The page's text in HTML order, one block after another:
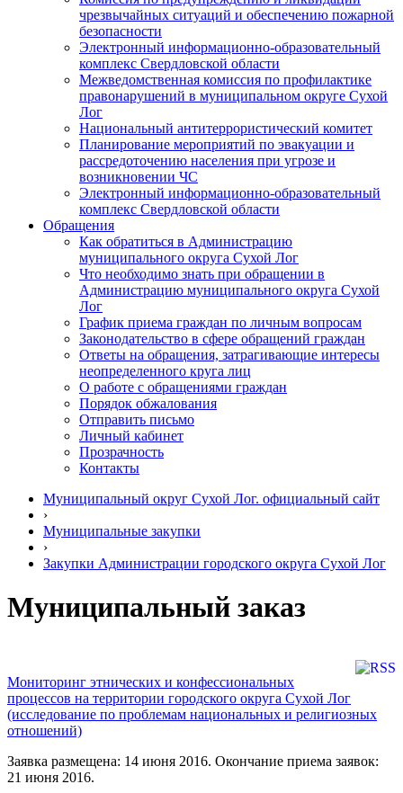
чрезвычайных ситуаций и обеспечению пожарной
безопасности
Электронный информационно-образовательный
комплекс Cвердловской области
Межведомственная комиссия по профилактике
правонарушений в муниципальном округе Сухой
Лог
Национальный антитеррористический комитет
Планирование мероприятий по эвакуации и
рассредоточению населения при угрозе и
возникновении ЧС
Электронный информационно-образовательный
комплекс Свердловской области
Обращения
Как обратиться в Администрацию
муниципального округа Сухой Лог
Что необходимо знать при обращении в
Администрацию муниципального округа Сухой
Лог
График приема граждан по личным вопросам
Законодательство в сфере обращений граждан
Ответы на обращения, затрагивающие интересы
неопределенного круга лиц
О работе с обращениями граждан
Порядок обжалования
Отправить письмо
Личный кабинет
Прозрачность
Контакты
Муниципальный округ Сухой Лог. официальный сайт
›
Муниципальные закупки
›
Закупки Администрации городского округа Сухой Лог
Муниципальный заказ
Мониторинг этнических и конфессиональных
процессов на территории городского округа Сухой Лог
(исследование по проблемам национальных и религиозных
отношений)
Заявка размещена: 14 июня 2016. Окончание приема заявок:
21 июня 2016.